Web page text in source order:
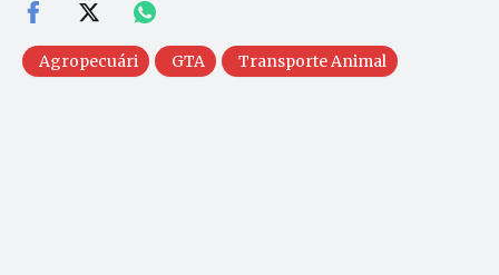
Agropecuári GTA Transporte Animal